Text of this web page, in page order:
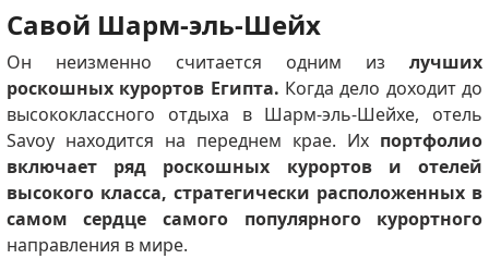
Савой Шарм-эль-Шейх
Он неизменно считается одним излучших
роскошных курортов Египта. Когда дело доходит до
высококлассного отдыха в Шарм-эль-Шейхе, отель
Savoy находится на переднем крае. Их портфолио
включает ряд роскошных курортов и отелей
высокого класса, стратегически расположенных в
самом сердце самого популярного курортного
направления в мире.